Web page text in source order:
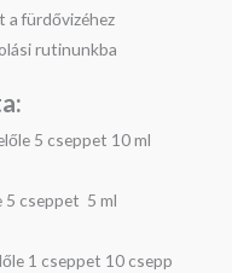
a fürdővizéhez
rutinunkba
5 cseppet 10 ml
5 cseppet 5 ml
1 cseppet 10 csepp